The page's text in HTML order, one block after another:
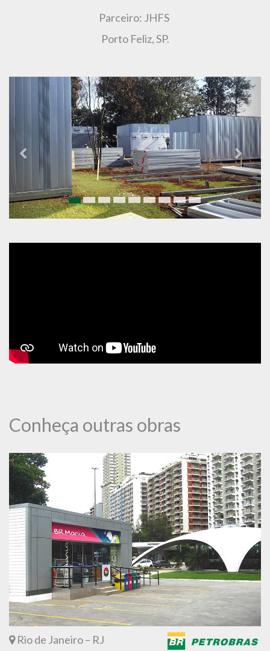
Parceiro: JHFS
Porto Feliz, SP.
Conheça outras obras
Rio de Janeiro – RJ